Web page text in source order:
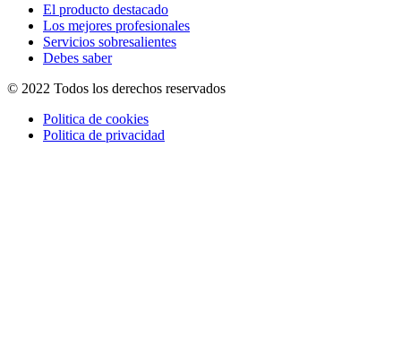
El producto destacado
Los mejores profesionales
Servicios sobresalientes
Debes saber
© 2022 Todos los derechos reservados
Politica de cookies
Politica de privacidad